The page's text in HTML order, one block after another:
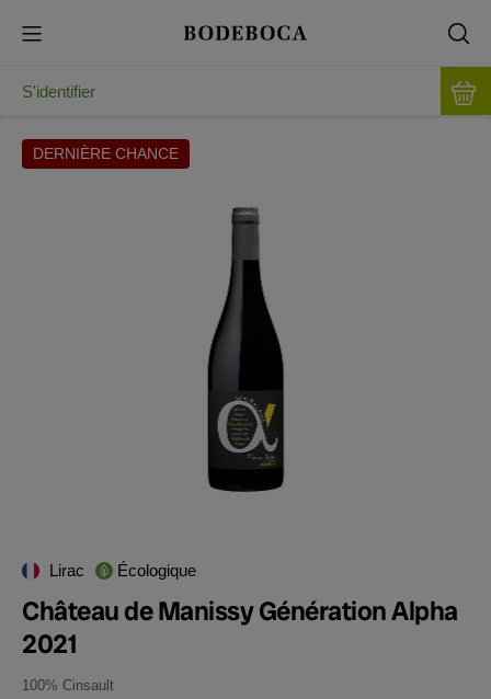
S'identifier
DERNIÈRE CHANCE
Lirac Écologique
Château de Manissy Génération Alpha
2021
100% Cinsault